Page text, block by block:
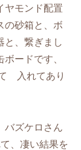
ヤモンド配置
の砂箱と、ボ
と、繋ぎまし
ードです、
入れてあり
バズケロさん
、凄い結果を